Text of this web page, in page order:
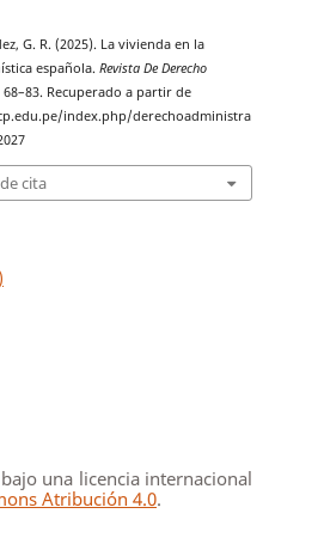
G. R. (2025). La vivienda en la
española. Revista De Derecho
68–83. Recuperado a partir de
index.php/derechoadministra
cita
una licencia internacional
Atribución 4.0.